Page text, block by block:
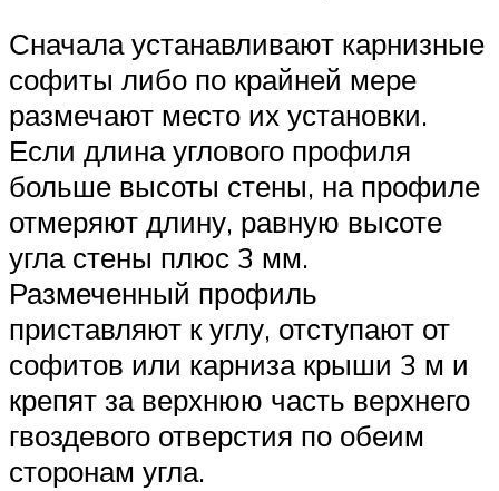
Сначала устанавливают карнизные
софиты либо по крайней мере
размечают место их установки.
Если длина углового профиля
больше высоты стены, на профиле
отмеряют длину, равную высоте
угла стены плюс 3 мм.
Размеченный профиль
приставляют к углу, отступают от
софитов или карниза крыши 3 м и
крепят за верхнюю часть верхнего
гвоздевого отверстия по обеим
сторонам угла.